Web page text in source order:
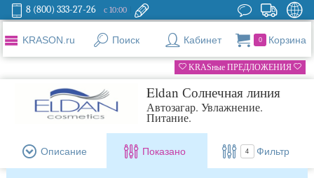
8 (800) 333-27-26 с 10:00
KRASON.ru Поиск Кабинет 0 Корзина
KRASные ПРЕДЛОЖЕНИЯ
Eldan Солнечная линия
Автозагар. Увлажнение.
Питание.
Описание Показано 4 Фильтр